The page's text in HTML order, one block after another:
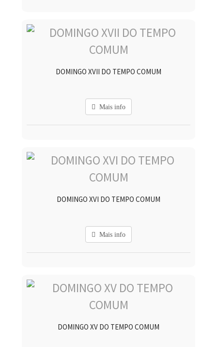
DOMINGO XVII DO TEMPO COMUM
Mais info
DOMINGO XVI DO TEMPO COMUM
Mais info
DOMINGO XV DO TEMPO COMUM